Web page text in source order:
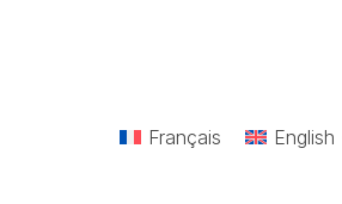
Français English